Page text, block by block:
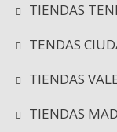
TIENDAS
TENDAS
TIENDAS
TIENDAS